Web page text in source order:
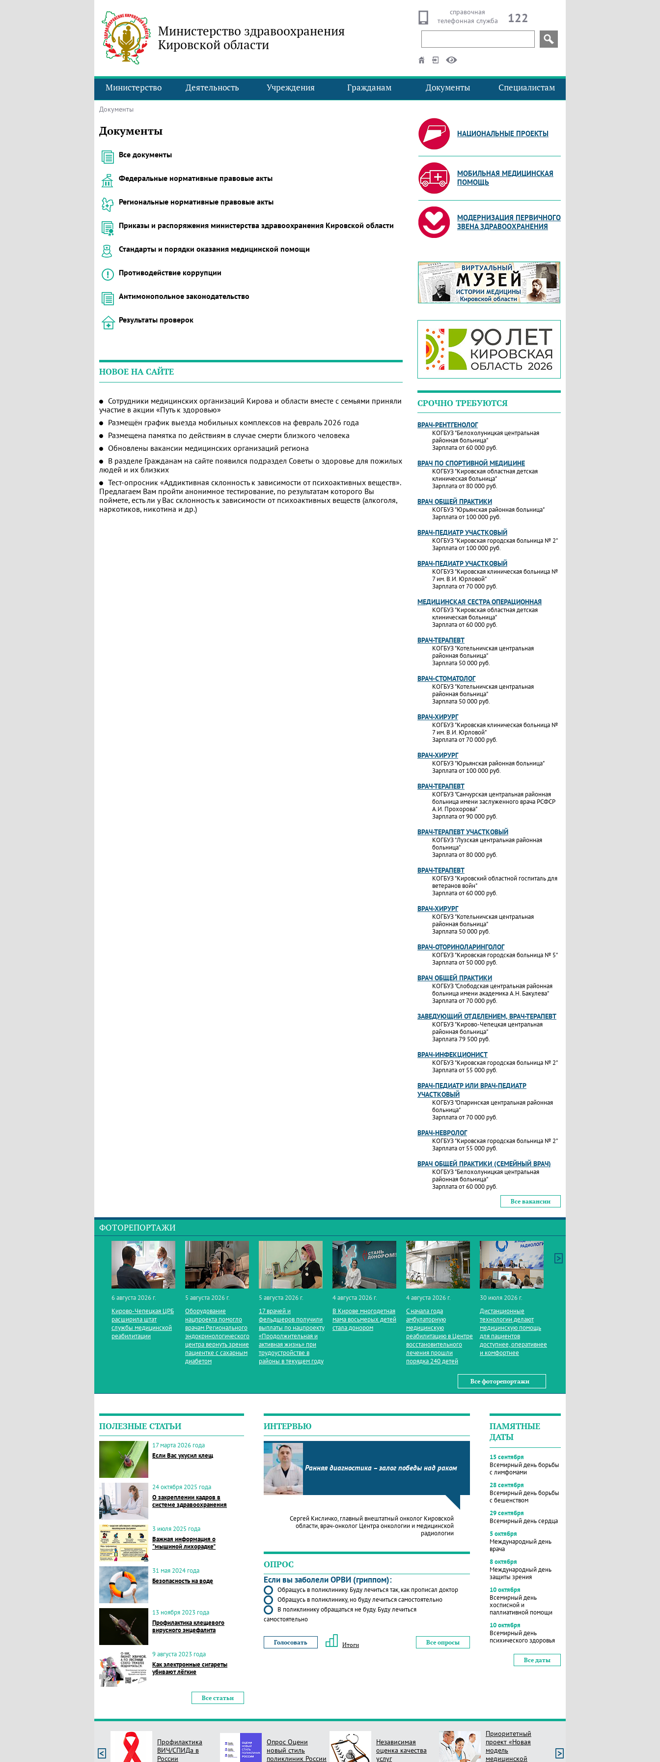
Министерство здравоохранения
Кировской области
справочная
телефонная служба
122
Министерство Деятельность Учреждения Гражданам Документы Специалистам
Документы
Документы
Все документы
Федеральные нормативные правовые акты
Региональные нормативные правовые акты
Приказы и распоряжения министерства здравоохранения Кировской области
Стандарты и порядки оказания медицинской помощи
Противодействие коррупции
Антимонопольное законодательство
Результаты проверок
НОВОЕ НА САЙТЕ
Сотрудники медицинских организаций Кирова и области вместе с семьями приняли
участие в акции «Путь к здоровью»
Размещён график выезда мобильных комплексов на февраль 2026 года
Размещена памятка по действиям в случае смерти близкого человека
Обновлены вакансии медицинских организаций региона
В разделе Гражданам на сайте появился подраздел Советы о здоровье для пожилых
людей и их близких
Тест-опросник «Аддиктивная склонность к зависимости от психоактивных веществ».
Предлагаем Вам пройти анонимное тестирование, по результатам которого Вы
поймете, есть ли у Вас склонность к зависимости от психоактивных веществ (алкоголя,
наркотиков, никотина и др.)
НАЦИОНАЛЬНЫЕ ПРОЕКТЫ
МОБИЛЬНАЯ МЕДИЦИНСКАЯ
ПОМОЩЬ
МОДЕРНИЗАЦИЯ ПЕРВИЧНОГО
ЗВЕНА ЗДРАВООХРАНЕНИЯ
СРОЧНО ТРЕБУЮТСЯ
ВРАЧ-РЕНТГЕНОЛОГ
КОГБУЗ "Белохолуницкая центральная
районная больница"
Зарплата от 60 000 руб.
ВРАЧ ПО СПОРТИВНОЙ МЕДИЦИНЕ
КОГБУЗ "Кировская областная детская
клиническая больница"
Зарплата от 80 000 руб.
ВРАЧ ОБЩЕЙ ПРАКТИКИ
КОГБУЗ "Юрьянская районная больница"
Зарплата от 100 000 руб.
ВРАЧ-ПЕДИАТР УЧАСТКОВЫЙ
КОГБУЗ "Кировская городская больница № 2"
Зарплата от 100 000 руб.
ВРАЧ-ПЕДИАТР УЧАСТКОВЫЙ
КОГБУЗ "Кировская клиническая больница №
7 им. В.И. Юрловой"
Зарплата от 70 000 руб.
МЕДИЦИНСКАЯ СЕСТРА ОПЕРАЦИОННАЯ
КОГБУЗ "Кировская областная детская
клиническая больница"
Зарплата от 60 000 руб.
ВРАЧ-ТЕРАПЕВТ
КОГБУЗ "Котельничская центральная
районная больница"
Зарплата 50 000 руб.
ВРАЧ-СТОМАТОЛОГ
КОГБУЗ "Котельничская центральная
районная больница"
Зарплата 50 000 руб.
ВРАЧ-ХИРУРГ
КОГБУЗ "Кировская клиническая больница №
7 им. В.И. Юрловой"
Зарплата от 70 000 руб.
ВРАЧ-ХИРУРГ
КОГБУЗ "Юрьянская районная больница"
Зарплата от 100 000 руб.
ВРАЧ-ТЕРАПЕВТ
КОГБУЗ "Санчурская центральная районная
больница имени заслуженного врача РСФСР
А.И. Прохорова"
Зарплата от 90 000 руб.
ВРАЧ-ТЕРАПЕВТ УЧАСТКОВЫЙ
КОГБУЗ "Лузская центральная районная
больница"
Зарплата от 80 000 руб.
ВРАЧ-ТЕРАПЕВТ
КОГБУЗ "Кировский областной госпиталь для
ветеранов войн"
Зарплата от 60 000 руб.
ВРАЧ-ХИРУРГ
КОГБУЗ "Котельничская центральная
районная больница"
Зарплата 50 000 руб.
ВРАЧ-ОТОРИНОЛАРИНГОЛОГ
КОГБУЗ "Кировская городская больница № 5"
Зарплата от 50 000 руб.
ВРАЧ ОБЩЕЙ ПРАКТИКИ
КОГБУЗ "Слободская центральная районная
больница имени академика А.Н. Бакулева"
Зарплата от 70 000 руб.
ЗАВЕДУЮЩИЙ ОТДЕЛЕНИЕМ, ВРАЧ-ТЕРАПЕВТ
КОГБУЗ "Кирово-Чепецкая центральная
районная больница"
Зарплата 79 500 руб.
ВРАЧ-ИНФЕКЦИОНИСТ
КОГБУЗ "Кировская городская больница № 2"
Зарплата от 55 000 руб.
ВРАЧ-ПЕДИАТР ИЛИ ВРАЧ-ПЕДИАТР
УЧАСТКОВЫЙ
КОГБУЗ "Опаринская центральная районная
больница"
Зарплата от 70 000 руб.
ВРАЧ-НЕВРОЛОГ
КОГБУЗ "Кировская городская больница № 2"
Зарплата от 55 000 руб.
ВРАЧ ОБЩЕЙ ПРАКТИКИ (СЕМЕЙНЫЙ ВРАЧ)
КОГБУЗ "Белохолуницкая центральная
районная больница"
Зарплата от 60 000 руб.
Все вакансии
ФОТОРЕПОРТАЖИ
6 августа 2026 г.
Кирово‑Чепецкая ЦРБ
расширила штат
службы медицинской
реабилитации
5 августа 2026 г.
Оборудование
нацпроекта помогло
врачам Регионального
эндокринологического
центра вернуть зрение
пациентке с сахарным
диабетом
5 августа 2026 г.
17 врачей и
фельдшеров получили
выплаты по нацпроекту
«Продолжительная и
активная жизнь» при
трудоустройстве в
районы в текущем году
4 августа 2026 г.
В Кирове многодетная
мама восьмерых детей
стала донором
4 августа 2026 г.
С начала года
амбулаторную
медицинскую
реабилитацию в Центре
восстановительного
лечения прошли
порядка 240 детей
30 июля 2026 г.
Дистанционные
технологии делают
медицинскую помощь
для пациентов
доступнее, оперативнее
и комфортнее
Все фоторепортажи
ПОЛЕЗНЫЕ СТАТЬИ
17 марта 2026 года
Если Вас укусил клещ
24 октября 2025 года
О закреплении кадров в
системе здравоохранения
3 июля 2025 года
Важная информация о
"мышиной лихорадке"
31 мая 2024 года
Безопасность на воде
13 ноября 2023 года
Профилактика клещевого
вирусного энцефалита
9 августа 2023 года
Как электронные сигареты
убивают лёгкие
Все статьи
ИНТЕРВЬЮ
Ранняя диагностика – залог победы над раком
Сергей Кисличко, главный внештатный онколог Кировской
области, врач-онколог Центра онкологии и медицинской
радиологии
ОПРОС
Если вы заболели ОРВИ (гриппом):
Обращусь в поликлинику. Буду лечиться так, как прописал доктор
Обращусь в поликлинику, но буду лечиться самостоятельно
В поликлинику обращаться не буду. Буду лечиться
самостоятельно
Итоги Все опросы
ПАМЯТНЫЕ
ДАТЫ
15 сентября
Всемирный день борьбы
с лимфомами
28 сентября
Всемирный день борьбы
с бешенством
29 сентября
Всемирный день сердца
5 октября
Международный день
врача
8 октября
Международный день
защиты зрения
10 октября
Всемирный день
хосписной и
паллиативной помощи
10 октября
Всемирный день
психического здоровья
Все даты
Профилактика
ВИЧ/СПИДа в
России
Опрос Оцени
новый стиль
поликлиник России
Независимая
оценка качества
услуг
Приоритетный
проект «Новая
модель
медицинской